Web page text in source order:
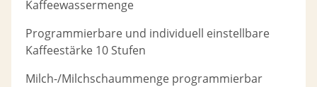
Kaffeewassermenge
Programmierbare und individuell einstellbare
Kaffeestärke 10 Stufen
Milch-/Milchschaummenge programmierbar